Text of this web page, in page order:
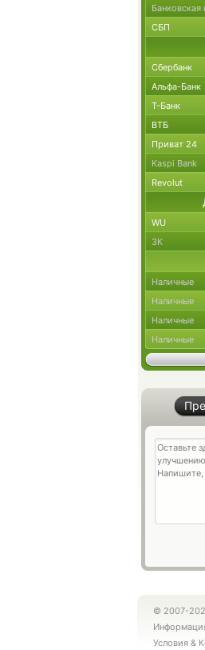
Банковская
СБП
Сбербанк
Альфа-Банк
Т-Банк
ВТБ
Приват 24
Kaspi Bank
Revolut
WU
ЗК
Наличные
Наличные
Наличные
Наличные
© 2007-
Условия &